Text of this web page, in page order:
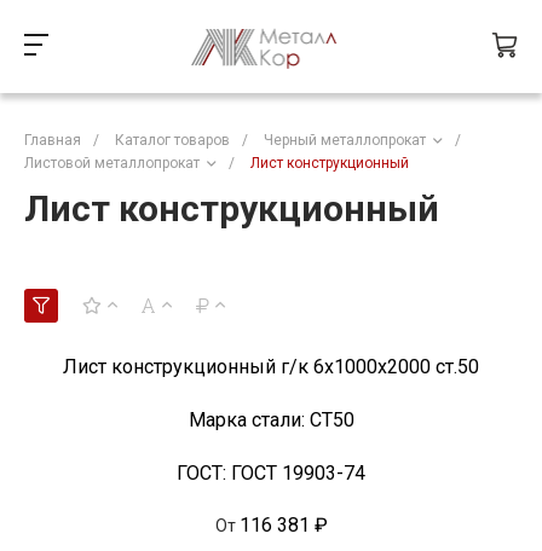
Главная / Каталог товаров / Черный металлопрокат
/
Листовой металлопрокат
/ Лист конструкционный
Лист конструкционный
Лист конструкционный г/к 6x1000х2000 ст.50
Марка стали: СТ50
ГОСТ: ГОСТ 19903-74
От 116 381 ₽